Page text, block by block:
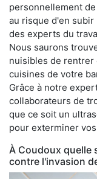
personnellement
au risque d'en
des experts du
Nous saurons
nuisibles de rentrer
cuisines de votre
Grâce à notre
collaborateurs de
que ce soit un
pour exterminer
À Coudoux quelle
contre l'invasion